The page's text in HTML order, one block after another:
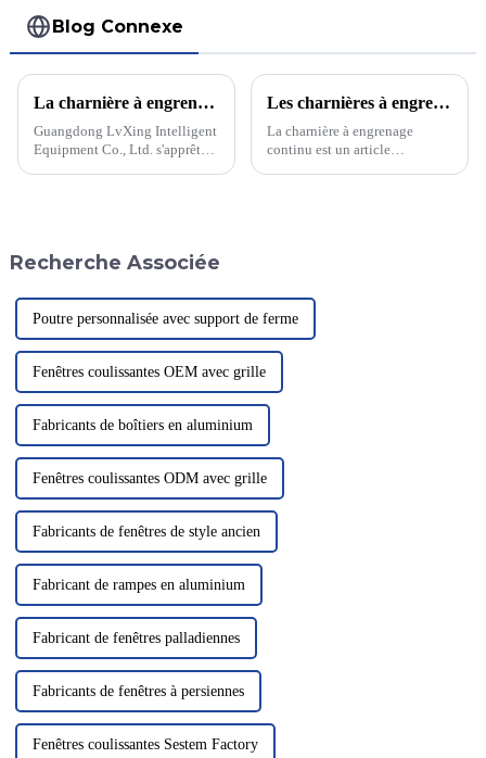
Blog Connexe
La charnière à engrenage continu marquera-t-elle le début d’une nouvelle tendance ?
Guangdong LvXing Intelligent
Equipment Co., Ltd. s'apprête à
Les charnières à engrenage continu d'une quantité de 800 ont toutes été emballées et attendent la livraison.
La charnière à engrenage
continu est un article
Recherche Associée
Poutre personnalisée avec support de ferme
Fenêtres coulissantes OEM avec grille
Fabricants de boîtiers en aluminium
Fenêtres coulissantes ODM avec grille
Fabricants de fenêtres de style ancien
Fabricant de rampes en aluminium
Fabricant de fenêtres palladiennes
Fabricants de fenêtres à persiennes
Fenêtres coulissantes Sestem Factory